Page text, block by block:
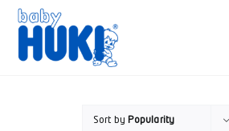
Skip
content
Sort by Popularity